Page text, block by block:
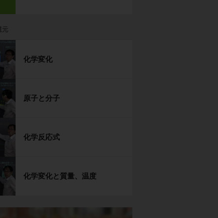
元
化学変化
原子と分子
化学反応式
化学変化と質量、温度